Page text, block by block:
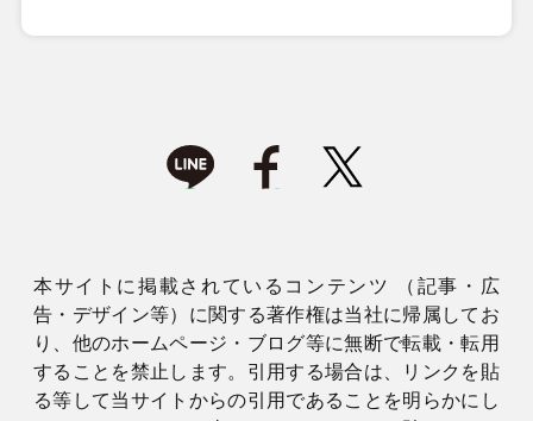
本サイトに掲載されているコンテンツ （記事・広
告・デザイン等）に関する著作権は当社に帰属してお
り、他のホームページ・ブログ等に無断で転載・転用
することを禁止します。引用する場合は、リンクを貼
る等して当サイトからの引用であることを明らかにし